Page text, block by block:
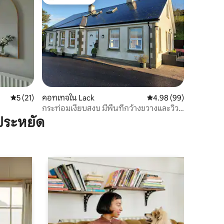
คะแนนเฉลี่ย 5 จาก 5, 21 รีวิว
5 (21) คอทเทจใน Lack คะแนนเฉลี่ย 4.98 จาก
4.98 (99)
กระท่อมเงียบสงบ มีพื้นที่กว้างขวางและวิว
สวยงาม
ระหยัด